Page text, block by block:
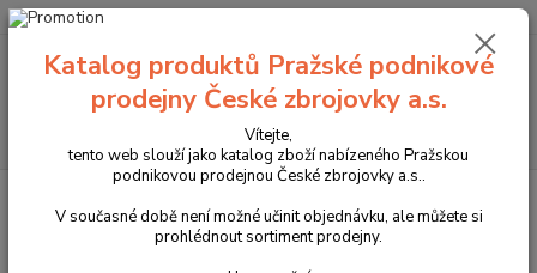
Menu
+420 225 375 800
457 SYNTHETIC
Katalog produktů Pražské podnikové
prodejny České zbrojovky a.s.
Vítejte,
tento web slouží jako katalog zboží nabízeného Pražskou
podnikovou prodejnou České zbrojovky a.s..
V současné době není možné učinit objednávku, ale můžete si
prohlédnout sortiment prodejny.